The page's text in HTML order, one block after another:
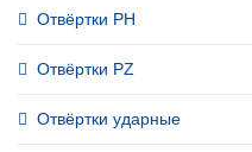
Отвёртки PH
Отвёртки PZ
Отвёртки ударные